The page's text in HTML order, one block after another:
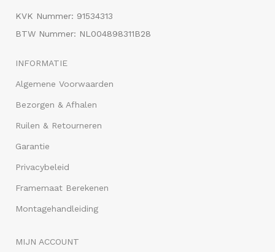
KVK Nummer: 91534313
BTW Nummer: NL004898311B28
INFORMATIE
Algemene Voorwaarden
Bezorgen & Afhalen
Ruilen & Retourneren
Garantie
Privacybeleid
Framemaat Berekenen
Montagehandleiding
MIJN ACCOUNT